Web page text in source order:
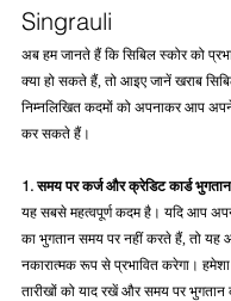
Singrauli
अब हम जानते हैं कि सिबिल स्कोर को
क्या हो सकते हैं, तो आइए जानें खराब
निम्नलिखित कदमों को अपनाकर आप
कर सकते हैं।
1. समय पर कर्ज और क्रेडिट कार्ड
यह सबसे महत्वपूर्ण कदम है। यदि आप
का भुगतान समय पर नहीं करते हैं, तो यह
नकारात्मक रूप से प्रभावित करेगा।
तारीखों को याद रखें और समय पर भुगतान